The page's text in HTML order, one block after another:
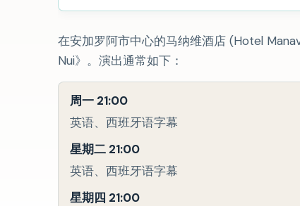
在安加罗阿市中心的马纳维酒店 (Hotel
Nui》。演出通常如下：
周一 21:00
英语、西班牙语字幕
星期二 21:00
英语、西班牙语字幕
星期四 21:00